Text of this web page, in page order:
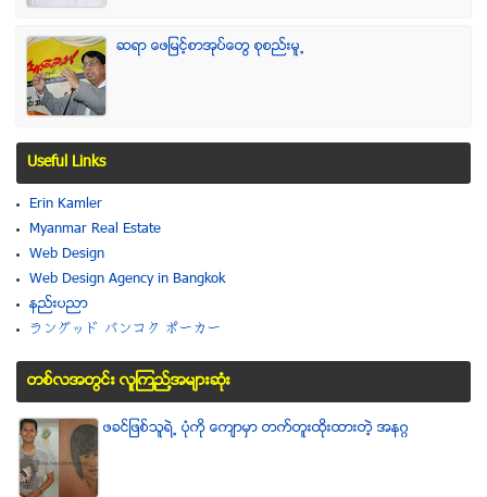
ဆရာ ေဖျမင့္စာအုပ္ေတြ စုစည္းမူ႕
Useful Links
Erin Kamler
Myanmar Real Estate
Web Design
Web Design Agency in Bangkok
နည္းပညာ
ラングッド バンコク ポーカー
တစ္လအတြင္း လူၾကည္႔အမ်ားဆံုး
ဖခင္ျဖစ္သူရဲ႕ ပံုကို ေက်ာမွာ တက္တူးထိုးထားတဲ့ အနဂၢ